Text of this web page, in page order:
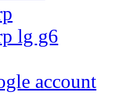
lg g6
account